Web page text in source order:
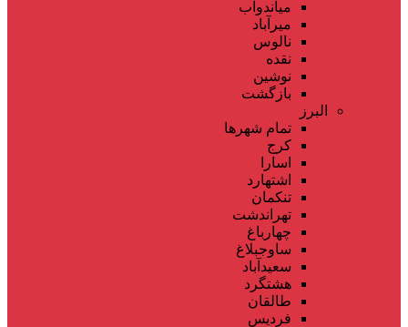
میاندوآب
میرآباد
نالوس
نقده
نوشین
بازگشت
البرز
تمام شهر‌ها
کرج
اسارا
اشتهارد
تنکمان
تهراندشت
چهارباغ
ساوجبلاغ
سعیدآباد
هشتگرد
طالقان
فردیس